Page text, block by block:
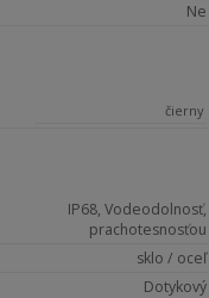
Ne
čierny
IP68, Vodeodolnosť,
prachotesnosťou
sklo / oceľ
Dotykový